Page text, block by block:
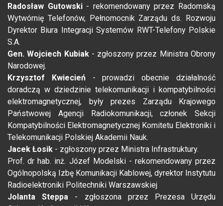
Radosław Gutowski- rekomendowany przez Radomską
Wytwórnię Telefonów, Pełnomocnik Zarządu ds. Rozwoju
Dyrektor Biura Integracji Systemów RWT-Telefony Polskie
S.A.
Gen. Wojciech Kubiak- zgłoszony przez Ministra Obrony
Narodowej.
Krzysztof Kwiecień- prowadzi obecnie działalność
doradczą w dziedzinie telekomunikacji i kompatybilności
elektromagnetycznej, były prezes Zarządu Krajowego
Państwowej Agencji Radiokomunikacji, członek Sekcji
Kompatybilności Elektromagnetycznej Komitetu Elektroniki i
Telekomunikacji Polskiej Akademii Nauk.
Jacek Łosik - zgłoszony przez Ministra Infrastruktury.
Prof. dr hab. inż. Józef Modelski - rekomendowany przez
Ogólnopolską Izbę Komunikacji Kablowej, dyrektor Instytutu
Radioelektroniki Politechniki Warszawskiej
Jolanta Steppa - zgłoszona przez Prezesa Urzędu